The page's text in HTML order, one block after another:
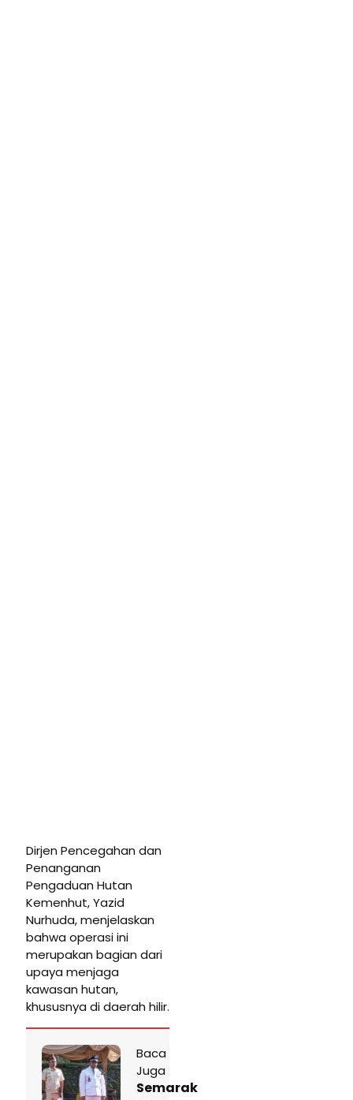
Dirjen Pencegahan dan
Penanganan
Pengaduan Hutan
Kemenhut, Yazid
Nurhuda, menjelaskan
bahwa operasi ini
merupakan bagian dari
upaya menjaga
kawasan hutan,
khususnya di daerah hilir.
Baca
Juga
Semarak